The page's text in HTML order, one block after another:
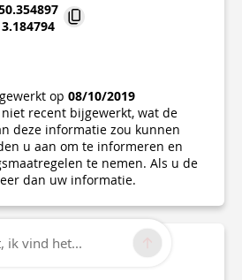
3.184794
op 08/10/2019
recent bijgewerkt, wat de
deze informatie zou kunnen
u aan om te informeren en
te nemen. Als u de
dan uw informatie.
ik vind het...